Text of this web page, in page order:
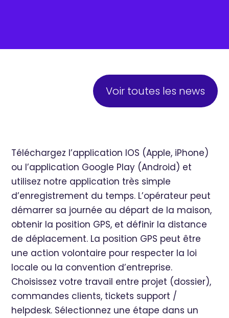
Voir toutes les news
Téléchargez l’application IOS (Apple, iPhone)
ou l’application Google Play (Android) et
utilisez notre application très simple
d’enregistrement du temps. L’opérateur peut
démarrer sa journée au départ de la maison,
obtenir la position GPS, et définir la distance
de déplacement. La position GPS peut être
une action volontaire pour respecter la loi
locale ou la convention d’entreprise.
Choisissez votre travail entre projet (dossier),
commandes clients, tickets support /
helpdesk. Sélectionnez une étape dans un